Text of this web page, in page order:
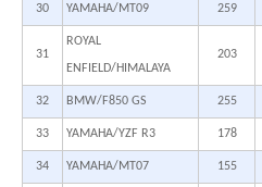
30 YAMAHA/MT09 259
31
ROYAL
ENFIELD/HIMALAYA
203
32 BMW/F850 GS 255
33 YAMAHA/YZF R3 178
34 YAMAHA/MT07 155